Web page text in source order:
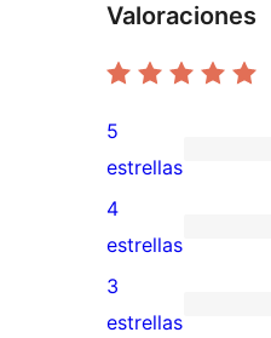
Valoraciones
11
valoraciones
de
5
estrellas
5
estrellas
1
valoración
de
4
estrellas
0
3
estrellas